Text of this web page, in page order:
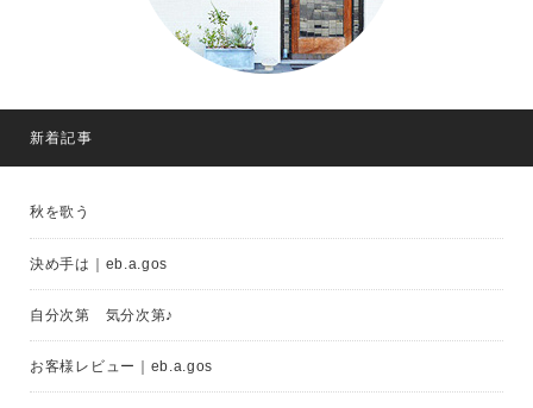
新着記事
秋を歌う
決め手は｜eb.a.gos
自分次第 気分次第♪
お客様レビュー｜eb.a.gos